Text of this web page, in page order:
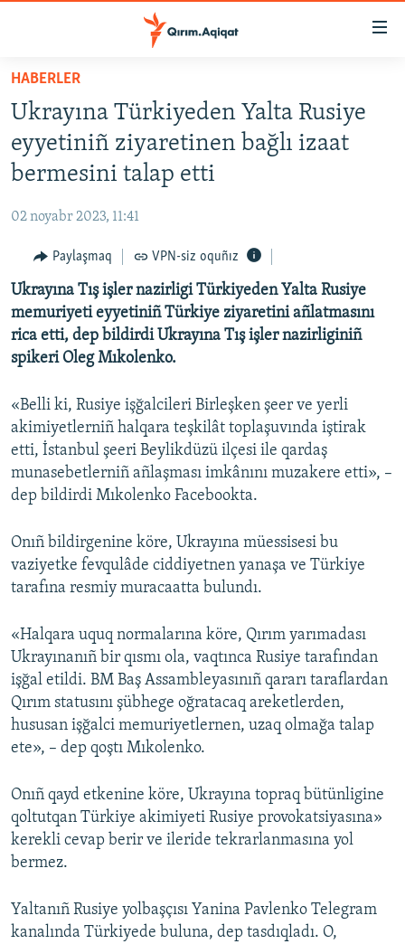
Esas
qaytmaq
Baş
navigatsiyağa
qaytmaq
Qıdıruvğa
qaytmaq
HABERLER
SİYASET
İQTİSADİYAT
MEDENİYET
İNSAN AQLARI
VİDEO
SÜRET
BLOGLAR
Русский
Українською
HABERLER
Ukrayına Türkiyeden Yalta Rusiye
eyyetiniñ ziyaretinen bağlı izaat
bermesini talap etti
02 noyabr 2023, 11:41
Paylaşmaq VPN-siz oquñız
Ukrayına Tış işler nazirligi Türkiyeden Yalta Rusiye
memuriyeti eyyetiniñ Türkiye ziyaretini añlatmasını
rica etti, dep bildirdi Ukrayına Tış işler nazirliginiñ
spikeri Oleg Mıkolenko.
«Belli ki, Rusiye işğalcileri Birleşken şeer ve yerli
akimiyetlerniñ halqara teşkilât toplaşuvında iştirak
etti, İstanbul şeeri Beylikdüzü ilçesi ile qardaş
munasebetlerniñ añlaşması imkânını muzakere etti», –
dep bildirdi Mıkolenko Facebookta.
Onıñ bildirgenine köre, Ukrayına müessisesi bu
vaziyetke fevqulâde ciddiyetnen yanaşa ve Türkiye
tarafına resmiy muracaatta bulundı.
«Halqara uquq normalarına köre, Qırım yarımadası
Ukrayınanıñ bir qısmı ola, vaqtınca Rusiye tarafından
işğal etildi. BM Baş Assambleyasınıñ qararı taraflardan
Qırım statusını şübhege oğratacaq areketlerden,
hususan işğalci memuriyetlernen, uzaq olmağa talap
ete», – dep qoştı Mıkolenko.
Onıñ qayd etkenine köre, Ukrayına topraq bütünligine
qoltutqan Türkiye akimiyeti Rusiye provokatsiyasına»
kerekli cevap berir ve ileride tekrarlanmasına yol
bermez.
Yaltanıñ Rusiye yolbaşçısı Yanina Pavlenko Telegram
kanalında Türkiyede buluna, dep tasdıqladı. O,